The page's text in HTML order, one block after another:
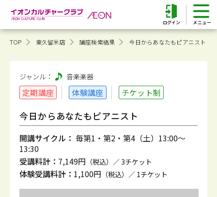
ログイン
TOP 東久留米店 講座検索結果 今日からあなたもピアニスト
ジャンル： 音楽楽器
定期講座 体験講座 チケット制
今日からあなたもピアニスト
開講サイクル： 毎第1・第2・第4（土）13:00～
13:30
受講料計： 7,149円 （税込）／ 3チケット
体験受講料計： 1,100円 （税込）／ 1チケット